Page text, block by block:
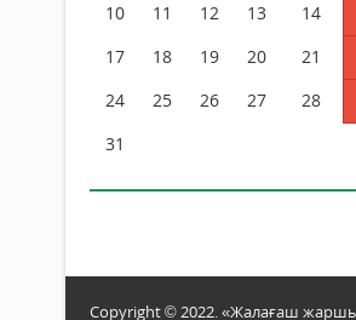
10
11 12 13 14
17
18 19 20 21
24
25 26 27 28
31
Copyright © 2022. «Жалағаш